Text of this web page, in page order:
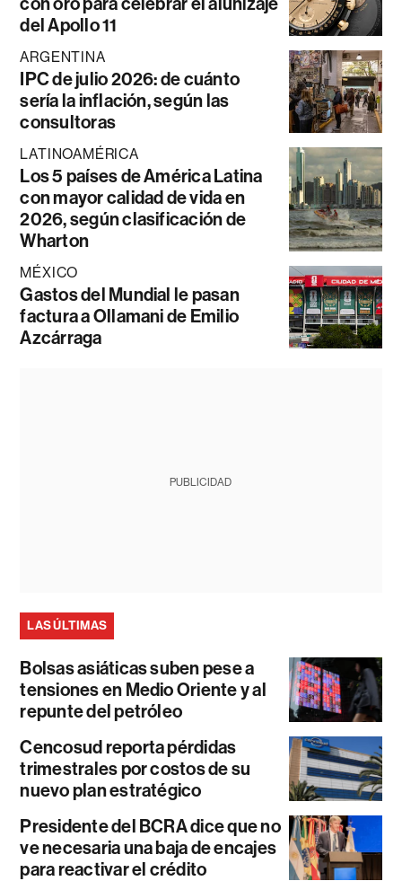
del Apollo 11
ARGENTINA
IPC de julio 2026: de cuánto
sería la inflación, según las
consultoras
LATINOAMÉRICA
Los 5 países de América Latina
con mayor calidad de vida en
2026, según clasificación de
Wharton
MÉXICO
Gastos del Mundial le pasan
factura a Ollamani de Emilio
Azcárraga
PUBLICIDAD
LAS ÚLTIMAS
Bolsas asiáticas suben pese a
tensiones en Medio Oriente y al
repunte del petróleo
Cencosud reporta pérdidas
trimestrales por costos de su
nuevo plan estratégico
Presidente del BCRA dice que no
ve necesaria una baja de encajes
para reactivar el crédito